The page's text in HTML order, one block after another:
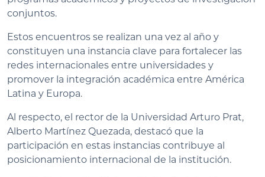
conjuntos.
Estos encuentros se realizan una vez al año y
constituyen una instancia clave para fortalecer las
redes internacionales entre universidades y
promover la integración académica entre América
Latina y Europa.
Al respecto, el rector de la Universidad Arturo Prat,
Alberto Martínez Quezada, destacó que la
participación en estas instancias contribuye al
posicionamiento internacional de la institución.